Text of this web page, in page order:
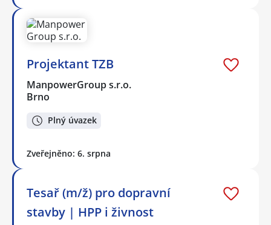
Projektant TZB
ManpowerGroup s.r.o.
Brno
Plný úvazek
Zveřejněno: 6. srpna
Tesař (m/ž) pro dopravní
stavby | HPP i živnost